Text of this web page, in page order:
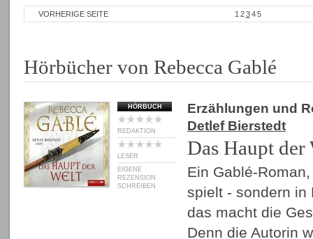
VORHERIGE SEITE 1 2 3 4 5
Hörbücher von Rebecca Gablé
HÖRBUCH
REDAKTION
LESER
EIGENE
REZENSION
SCHREIBEN
Erzählungen und
Detlef Bierstedt
Das Haupt der
Ein Gablé-
spielt - sondern in
das macht die
Denn die Autorin